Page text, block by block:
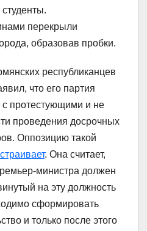
перекрыли
образовав пробки.
республиканцев
что его партия
с протестующими и не
проведения досрочных
Оппозицию такой
. Она считает,
министра должен
на эту должность
сформировать
и только после этого